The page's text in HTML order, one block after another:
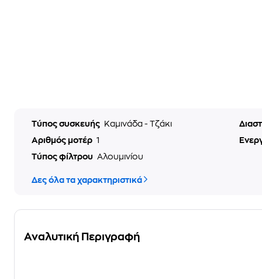
Τύπος συσκευής Καμινάδα - Τζάκι
Αριθμός μοτέρ 1
Τύπος φίλτρου Αλουμινίου
Δες όλα τα χαρακτηριστικά
Αναλυτική Περιγραφή